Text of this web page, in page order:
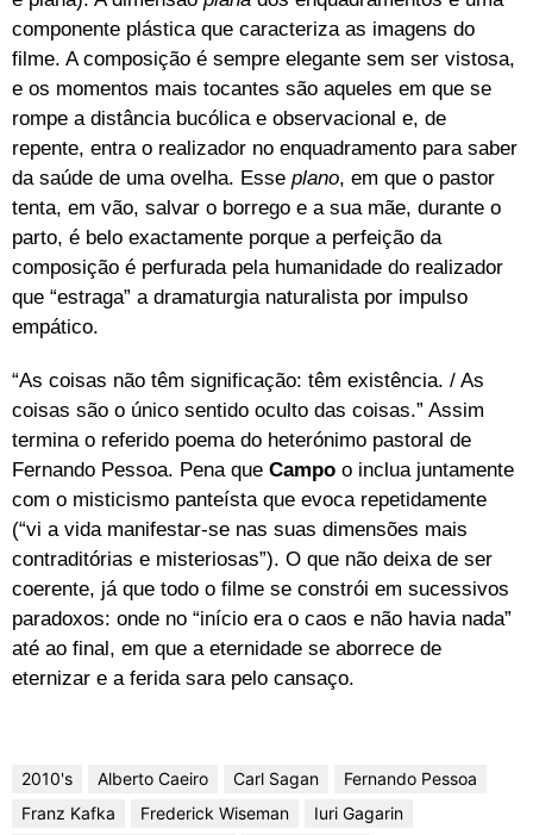
componente plástica que caracteriza as imagens do
filme. A composição é sempre elegante sem ser vistosa,
e os momentos mais tocantes são aqueles em que se
rompe a distância bucólica e observacional e, de
repente, entra o realizador no enquadramento para saber
da saúde de uma ovelha. Esse plano, em que o pastor
tenta, em vão, salvar o borrego e a sua mãe, durante o
parto, é belo exactamente porque a perfeição da
composição é perfurada pela humanidade do realizador
que “estraga” a dramaturgia naturalista por impulso
empático.
“As coisas não têm significação: têm existência. / As
coisas são o único sentido oculto das coisas.” Assim
termina o referido poema do heterónimo pastoral de
Fernando Pessoa. Pena que Campo o inclua juntamente
com o misticismo panteísta que evoca repetidamente
(“vi a vida manifestar-se nas suas dimensões mais
contraditórias e misteriosas”). O que não deixa de ser
coerente, já que todo o filme se constrói em sucessivos
paradoxos: onde no “início era o caos e não havia nada”
até ao final, em que a eternidade se aborrece de
eternizar e a ferida sara pelo cansaço.
2010's Alberto Caeiro Carl Sagan
Fernando Pessoa
Franz Kafka
Frederick Wiseman
Iuri Gagarin